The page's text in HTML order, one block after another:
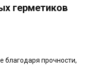
герметиков
благодаря прочности,